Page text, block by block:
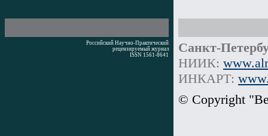
Российский Научно-Практический
рецензируемый журнал
ISSN 1561-8641
Санкт-
НИИК:
ИНКАРТ:
© Copyright